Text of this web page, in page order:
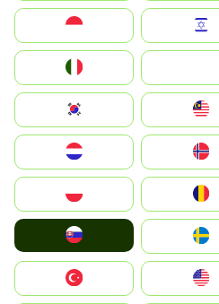
South Korea
United States